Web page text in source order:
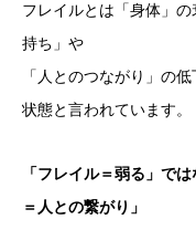
フレイルとは「身体」
持ち」や
「人とのつながり」の
状態と言われています。
「フレイル＝弱る」で
＝人との繋がり」